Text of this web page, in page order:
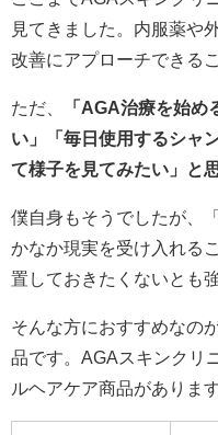
見てきました。内服薬や
改善にアプローチできる
ただ、
「AGA治療を始め
い」「毎日使用するシャ
て様子を見てみたい」と
僕自身もそうでしたが、
かなか現実を受け入れる
置しておきたくないとも
そんな方におすすめなの
品です。AGAスキンクリ
ルヘアケア商品があります